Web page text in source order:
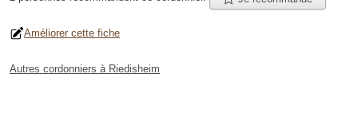
Améliorer cette fiche
Autres cordonniers à Riedisheim